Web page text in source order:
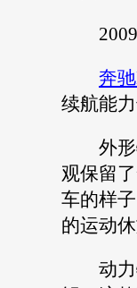
2009
奔
续航能
外形
观保留了
车的样
的运动
动力